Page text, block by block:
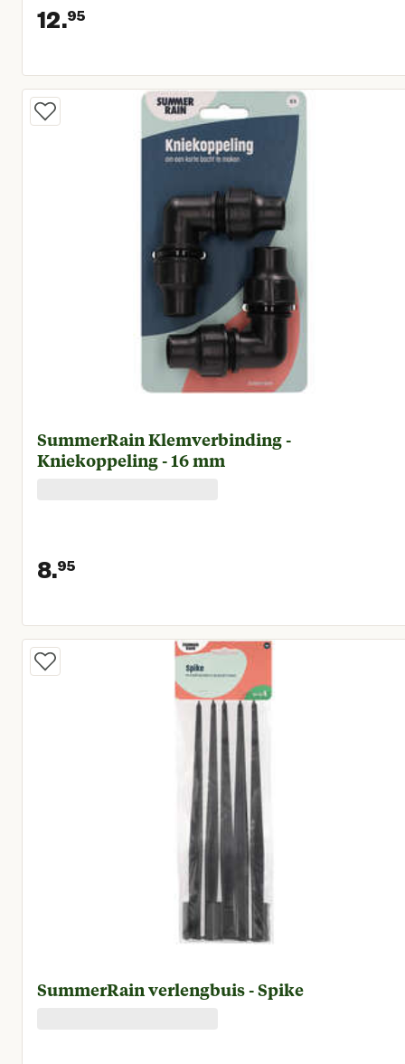
12.95
Huidige prijs € 12,95
SummerRain Klemverbinding -
Kniekoppeling - 16 mm
8.95
Huidige prijs € 8,95
SummerRain verlengbuis - Spike